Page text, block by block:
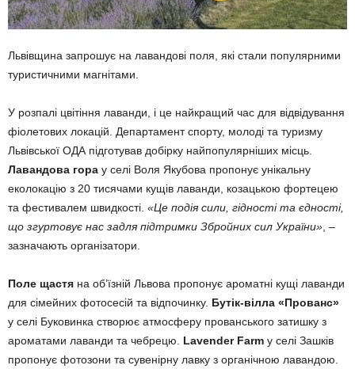
Львівщина запрошує на лавандові поля, які стали популярними
туристичними магнітами.
У розпалі цвітіння лаванди, і це найкращий час для відвідування
фіолетових локацій. Департамент спорту, молоді та туризму
Львівської ОДА підготував добірку найпопулярніших місць.
Лавандова гора у селі Воля Якубова пропонує унікальну
еколокацію з 20 тисячами кущів лаванди, козацькою фортецею
та фестивалем швидкості. «Це подія сили, гідності та єдності,
що згуртовує нас задля підтримки Збройних сил України» , –
зазначають організатори.
Поле щастя на об’їзній Львова пропонує ароматні кущі лаванди
для сімейних фотосесій та відпочинку. Бутік-вілла «Прованс»
у селі Буковинка створює атмосферу прованського затишку з
ароматами лаванди та чебрецю. Lavender Farm у селі Зашків
пропонує фотозони та сувенірну лавку з органічною лавандою.